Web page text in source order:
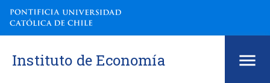
Instituto de Economía